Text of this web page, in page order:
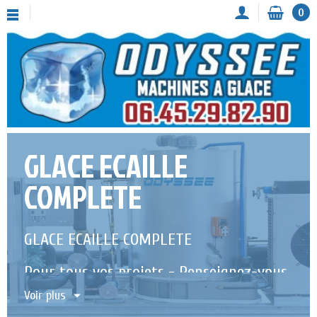
0
GLACE ECAILLE
COMPLETE
GLACE ECAILLE COMPLETE
Pour tous vos projets - Renseignez-vous
!
Voir plus